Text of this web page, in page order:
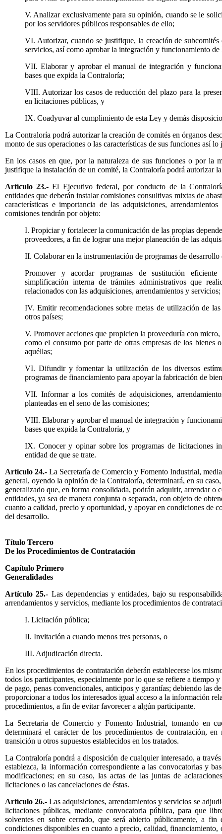
V. Analizar exclusivamente para su opinión, cuando se le
por los servidores públicos responsables de ello;
VI. Autorizar, cuando se justifique, la creación de subcomités
servicios, así como aprobar la integración y funcionamiento de
VII. Elaborar y aprobar el manual de integración y
bases que expida la Contraloría;
VIII. Autorizar los casos de reducción del plazo para la
en licitaciones públicas, y
IX. Coadyuvar al cumplimiento de esta Ley y demás
La Contraloría podrá autorizar la creación de comités en órganos
monto de sus operaciones o las características de sus funciones así
En los casos en que, por la naturaleza de sus funciones o por la
justifique la instalación de un comité, la Contraloría podrá autorizar
Artículo 23.- El Ejecutivo federal, por conducto de la
entidades que deberán instalar comisiones consultivas mixtas de
características e importancia de las adquisiciones,
comisiones tendrán por objeto:
I. Propiciar y fortalecer la comunicación de las propias
proveedores, a fin de lograr una mejor planeación de las
II. Colaborar en la instrumentación de programas de desarrollo
Promover y acordar programas de sustitución
simplificación interna de trámites administrativos que
relacionados con las adquisiciones, arrendamientos y servicios;
IV. Emitir recomendaciones sobre metas de utilización de
otros países;
V. Promover acciones que propicien la proveeduría con micro,
como el consumo por parte de otras empresas de los bienes
aquéllas;
VI. Difundir y fomentar la utilización de los diversos
programas de financiamiento para apoyar la fabricación de
VII. Informar a los comités de adquisiciones,
planteadas en el seno de las comisiones;
VIII. Elaborar y aprobar el manual de integración y
bases que expida la Contraloría, y
IX. Conocer y opinar sobre los programas de licitaciones
entidad de que se trate.
Artículo 24.- La Secretaría de Comercio y Fomento Industrial,
general, oyendo la opinión de la Contraloría, determinará, en su
generalizado que, en forma consolidada, podrán adquirir, arrendar o
entidades, ya sea de manera conjunta o separada, con objeto de
cuanto a calidad, precio y oportunidad, y apoyar en condiciones de
del desarrollo.
Título Tercero
De los Procedimientos de Contratación
Capítulo Primero
Generalidades
Artículo 25.- Las dependencias y entidades, bajo su
arrendamientos y servicios, mediante los procedimientos de
I. Licitación pública;
II. Invitación a cuando menos tres personas, o
III. Adjudicación directa.
En los procedimientos de contratación deberán establecerse los
todos los participantes, especialmente por lo que se refiere a tiempo
de pago, penas convencionales, anticipos y garantías; debiendo las
proporcionar a todos los interesados igual acceso a la información
procedimientos, a fin de evitar favorecer a algún participante.
La Secretaría de Comercio y Fomento Industrial, tomando en
determinará el carácter de los procedimientos de contratación,
transición u otros supuestos establecidos en los tratados.
La Contraloría pondrá a disposición de cualquier interesado, a
establezca, la información correspondiente a las convocatorias y
modificaciones; en su caso, las actas de las juntas de
licitaciones o las cancelaciones de éstas.
Artículo 26.- Las adquisiciones, arrendamientos y servicios se
licitaciones públicas, mediante convocatoria pública, para que
solventes en sobre cerrado, que será abierto públicamente, a fin
condiciones disponibles en cuanto a precio, calidad, financiamiento,